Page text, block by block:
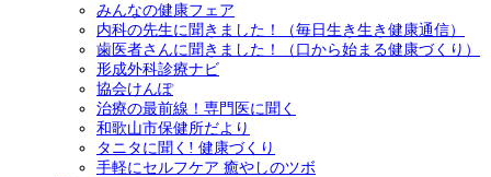
みんなの健康フェア
内科の先生に聞きました！（毎日生き生き健康通信）
歯医者さんに聞きました！（口から始まる健康づくり）
形成外科診療ナビ
協会けんぽ
治療の最前線！専門医に聞く
和歌山市保健所だより
タニタに聞く! 健康づくり
手軽にセルフケア 癒やしのツボ